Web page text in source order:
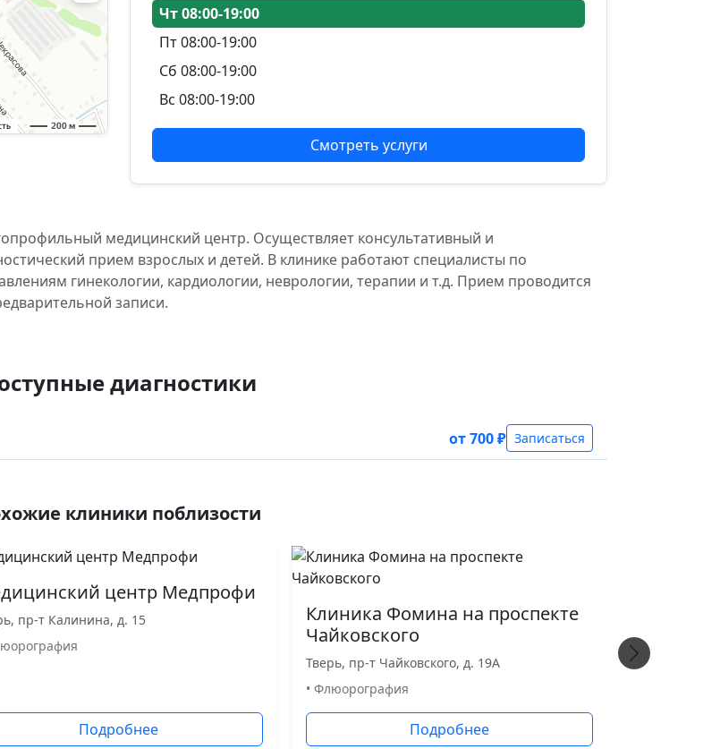
Чт 08:00-19:00
Пт 08:00-19:00
Сб 08:00-19:00
Вс 08:00-19:00
Смотреть услуги
медицинский центр. Осуществляет консультативный и
прием взрослых и детей. В клинике работают специалисты по
гинекологии, кардиологии, неврологии, терапии и т.д. Прием проводится
записи.
диагностики
от 700 ₽ Записаться
клиники поблизости
центр Медпрофи
пр-т Калинина, д. 15
Подробнее
Клиника Фомина на проспекте
Чайковского
Тверь, пр-т Чайковского, д. 19А
• Флюорография
Подробнее